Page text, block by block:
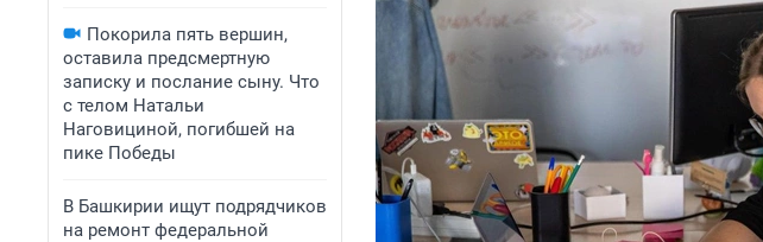
Покорила пять вершин,
оставила предсмертную
записку и послание сыну. Что
с телом Натальи
Наговициной, погибшей на
пике Победы
В Башкирии ищут подрядчиков
на ремонт федеральной